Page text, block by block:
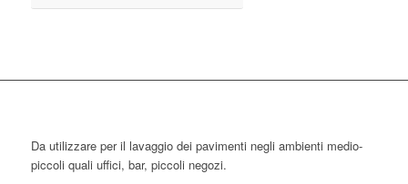
Da utilizzare per il lavaggio dei pavimenti negli ambienti medio-
piccoli quali uffici, bar, piccoli negozi.